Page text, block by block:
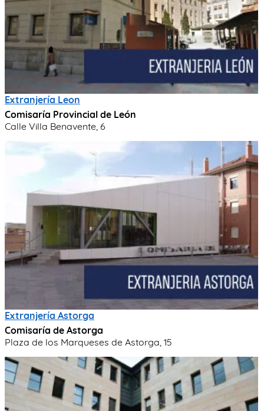
Extranjería Leon
Comisaría Provincial de León
Calle Villa Benavente, 6
Extranjería Astorga
Comisaría de Astorga
Plaza de los Marqueses de Astorga, 15